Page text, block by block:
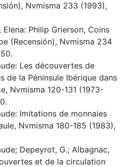
Nvmisma 233 (1993),
Elena: Philip Grierson, Coins
(Recensión), Nvmisma 234
Les découvertes de
de la Péninsule Ibérique dans
Nvmisma 120-131 (1973-
Imitations de monnaies
Nvmisma 180-185 (1983),
Depeyrot, G.; Albagnac,
et de la circulation